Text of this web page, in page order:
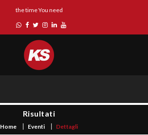
the time You need
Risultati
Home Eventi Dettagli